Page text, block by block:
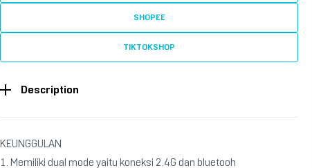
SHOPEE
TIKTOKSHOP
Description
KEUNGGULAN
1. Memiliki dual mode yaitu koneksi 2.4G dan bluetooh